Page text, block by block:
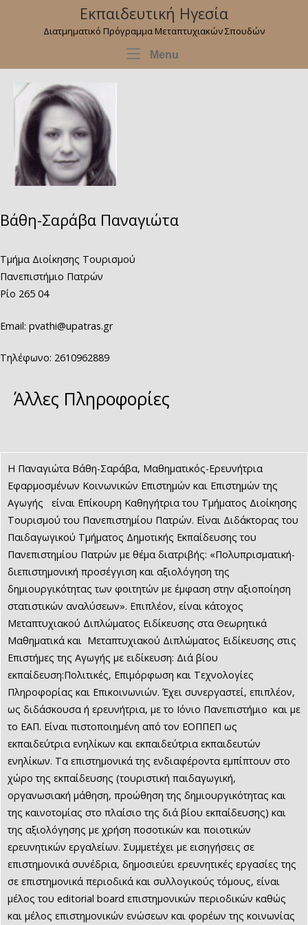
Εκπαιδευτική Ηγεσία
Διατμηματικό Πρόγραμμα Μεταπτυχιακών Σπουδών
Menu
Βάθη-Σαράβα Παναγιώτα
Τμήμα Διοίκησης Τουρισμού
Πανεπιστήμιο Πατρών
Ρίο 265 04
Email: pvathi@upatras.gr
Τηλέφωνο: 2610962889
Άλλες Πληροφορίες
Η Παναγιώτα Βάθη-Σαράβα, Μαθηματικός-Ερευνήτρια
Εφαρμοσμένων Κοινωνικών Επιστημών και Επιστημών της
Αγωγής είναι Επίκουρη Καθηγήτρια του Τμήματος Διοίκησης
Τουρισμού του Πανεπιστημίου Πατρών. Είναι Διδάκτορας του
Παιδαγωγικού Τμήματος Δημοτικής Εκπαίδευσης του
Πανεπιστημίου Πατρών με θέμα διατριβής: «Πολυπρισματική-
διεπιστημονική προσέγγιση και αξιολόγηση της
δημιουργικότητας των φοιτητών με έμφαση στην αξιοποίηση
στατιστικών αναλύσεων». Επιπλέον, είναι κάτοχος
Μεταπτυχιακού Διπλώματος Ειδίκευσης στα Θεωρητικά
Μαθηματικά και Μεταπτυχιακού Διπλώματος Ειδίκευσης στις
Επιστήμες της Αγωγής με ειδίκευση: Διά βίου
εκπαίδευση:Πολιτικές, Επιμόρφωση και Τεχνολογίες
Πληροφορίας και Επικοινωνιών. Έχει συνεργαστεί, επιπλέον,
ως διδάσκουσα ή ερευνήτρια, με το Ιόνιο Πανεπιστήμιο και με
το ΕΑΠ. Είναι πιστοποιημένη από τον ΕΟΠΠΕΠ ως
εκπαιδεύτρια ενηλίκων και εκπαιδεύτρια εκπαιδευτών
ενηλίκων. Τα επιστημονικά της ενδιαφέροντα εμπίπτουν στο
χώρο της εκπαίδευσης (τουριστική παιδαγωγική,
οργανωσιακή μάθηση, προώθηση της δημιουργικότητας και
της καινοτομίας στο πλαίσιο της διά βίου εκπαίδευσης) και
της αξιολόγησης με χρήση ποσοτικών και ποιοτικών
ερευνητικών εργαλείων. Συμμετέχει με εισηγήσεις σε
επιστημονικά συνέδρια, δημοσιεύει ερευνητικές εργασίες της
σε επιστημονικά περιοδικά και συλλογικούς τόμους, είναι
μέλος του editorial board επιστημονικών περιοδικών καθώς
και μέλος επιστημονικών ενώσεων και φορέων της κοινωνίας